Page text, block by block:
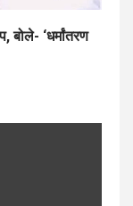
बोले- ‘धर्मांतरण